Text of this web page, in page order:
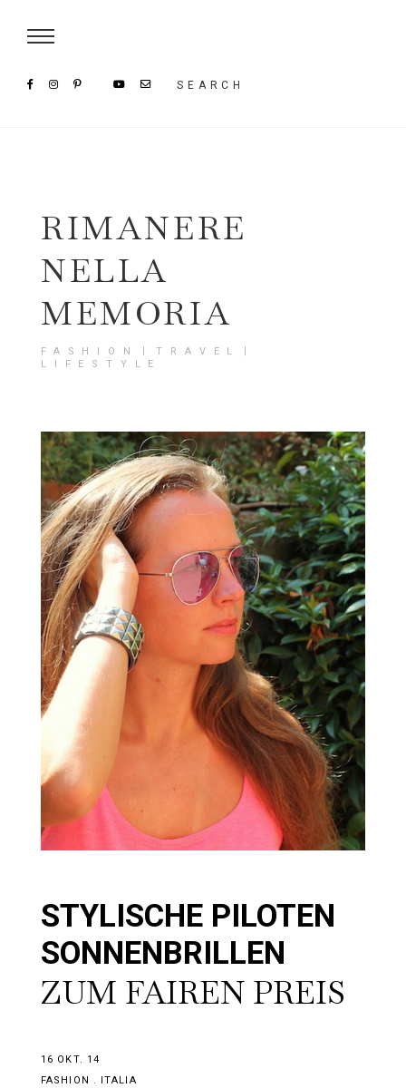
SEARCH
RIMANERE
NELLA
MEMORIA
FASHION〡TRAVEL〡
LIFESTYLE
STYLISCHE PILOTEN
SONNENBRILLEN
ZUM FAIREN PREIS
16 OKT. 14
FASHION
.
ITALIA